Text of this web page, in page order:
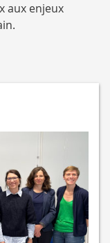
aux enjeux